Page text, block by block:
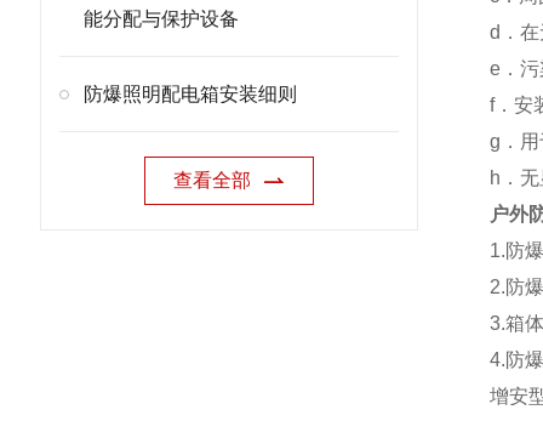
能分配与保护设备
防爆照明配电箱安装细则
查看全部
d．
e．
f．安
g．
h．
户外
1.防
2.防
3.箱
4.防
增安